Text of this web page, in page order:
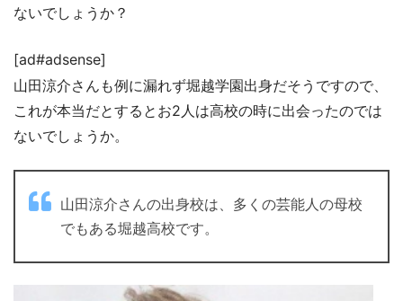
ないでしょうか？
[ad#adsense]
山田涼介さんも例に漏れず堀越学園出身だそうですので、
これが本当だとするとお2人は高校の時に出会ったのでは
ないでしょうか。
山田涼介さんの出身校は、多くの芸能人の母校
でもある堀越高校です。